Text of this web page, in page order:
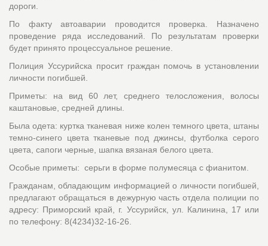
дороги.
По факту автоаварии проводится проверка. Назначено
проведение ряда исследований. По результатам проверки
будет принято процессуальное решение.
Полиция Уссурийска просит граждан помочь в установлении
личности погибшей.
Приметы: на вид 60 лет, среднего телосложения, волосы
каштановые, средней длины.
Была одета: куртка тканевая ниже колен темного цвета, штаны
темно-синего цвета тканевые под джинсы, футболка серого
цвета, сапоги черные, шапка вязаная белого цвета.
Особые приметы: серьги в форме полумесяца с фианитом.
Гражданам, обладающим информацией о личности погибшей,
предлагают обращаться в дежурную часть отдела полиции по
адресу: Приморский край, г. Уссурийск, ул. Калинина, 17 или
по телефону: 8(4234)32-16-26.